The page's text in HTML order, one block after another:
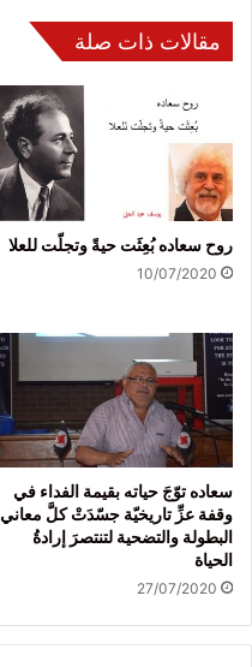
مقالات ذات صلة
روح سعاده بُعِثَت حيةً وتجلّت للعلا
10/07/2020
سعاده توّجَ حياته بقيمة الفداء في
وقفة عزِّ تاريخيّة جسّدَتْ كلَّ معاني
البطولة والتضحية لتنتصرَ إرادةُ
الحياة
27/07/2020